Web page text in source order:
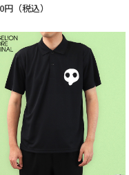
円